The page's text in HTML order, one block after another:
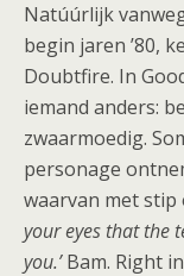
Natúúrlijk
begin jaren ’80,
Doubtfire. In
iemand anders:
zwaarmoedig.
personage
waarvan met stip
your eyes that the
you.’Bam. Right